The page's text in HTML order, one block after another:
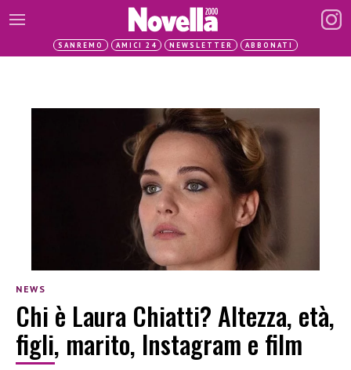
SANREMO AMICI 24 NEWSLETTER ABBONATI
NEWS
Chi è Laura Chiatti? Altezza, età,
figli, marito, Instagram e film